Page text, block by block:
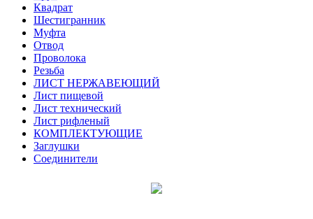
Квадрат
Шестигранник
Муфта
Отвод
Проволока
Резьба
ЛИСТ НЕРЖАВЕЮЩИЙ
Лист пищевой
Лист технический
Лист рифленый
КОМПЛЕКТУЮЩИЕ
Заглушки
Соединители